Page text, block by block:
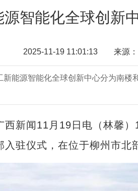
源智能化全球创新
2025-11-19 11:01:13 来源：
新能源智能化全球创新中心分为南楼
闻11月19日电（林馨）
入驻仪式，在位于柳州市北